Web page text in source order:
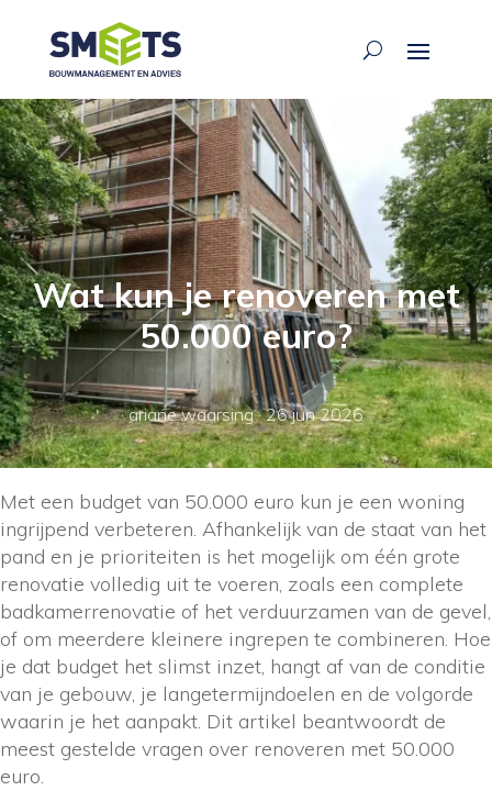
Wat kun je renoveren met
50.000 euro?
ariane waarsing·26 jun 2026
Met een budget van 50.000 euro kun je een woning
ingrijpend verbeteren. Afhankelijk van de staat van het
pand en je prioriteiten is het mogelijk om één grote
renovatie volledig uit te voeren, zoals een complete
badkamerrenovatie of het verduurzamen van de gevel,
of om meerdere kleinere ingrepen te combineren. Hoe
je dat budget het slimst inzet, hangt af van de conditie
van je gebouw, je langetermijndoelen en de volgorde
waarin je het aanpakt. Dit artikel beantwoordt de
meest gestelde vragen over renoveren met 50.000
euro.